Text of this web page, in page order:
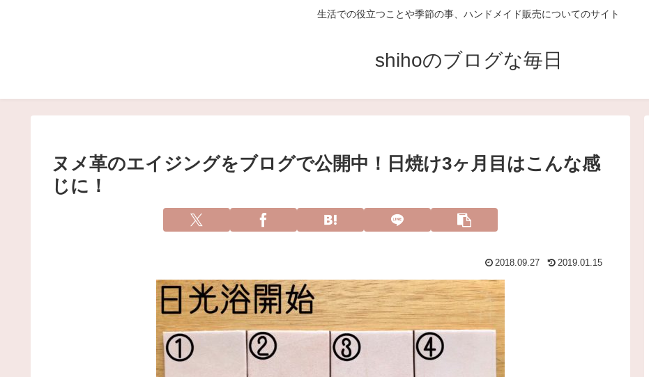
生活での役立つことや季節の事、ハンドメイド販売についてのサイト
shihoのブログな毎日
ヌメ革のエイジングをブログで公開中！日焼け3ヶ月目はこんな感
じに！
2018.09.27 2019.01.15